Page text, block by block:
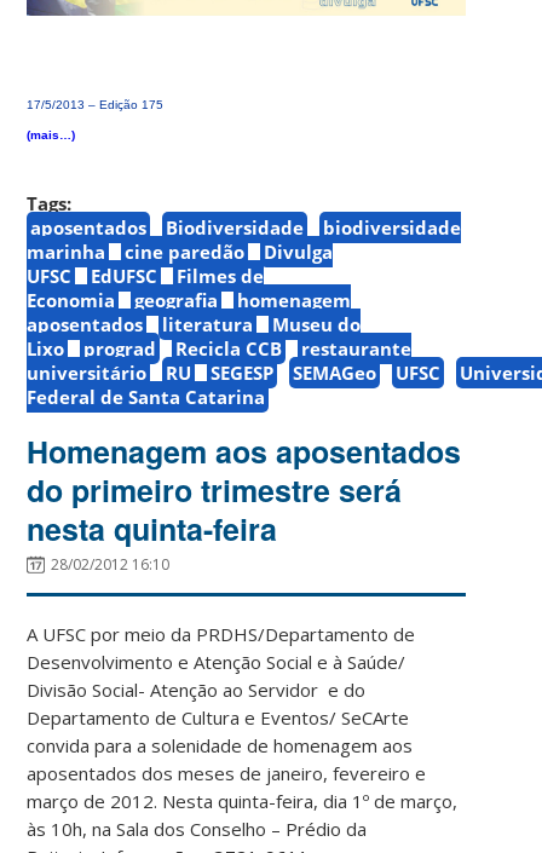
17/5/2013 – Edição 175
(mais…)
Tags:
aposentados
Biodiversidade
biodiversidade
marinha
cine paredão
Divulga
UFSC
EdUFSC
Filmes de
Economia
geografia
homenagem
aposentados
literatura
Museu do
Lixo
prograd Recicla CCB
restaurante
universitário
RU SEGESP SEMAGeo UFSC
Federal de Santa Catarina
Homenagem aos aposentados
do primeiro trimestre será
nesta quinta-feira
28/02/2012 16:10
A UFSC por meio da PRDHS/Departamento de
Desenvolvimento e Atenção Social e à Saúde/
Divisão Social- Atenção ao Servidor e do
Departamento de Cultura e Eventos/ SeCArte
convida para a solenidade de homenagem aos
aposentados dos meses de janeiro, fevereiro e
março de 2012. Nesta quinta-feira, dia 1º de março,
às 10h, na Sala dos Conselho – Prédio da